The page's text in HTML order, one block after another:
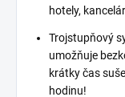
hotely,
Trojstupňový
umožňuje
krátky čas
hodinu!